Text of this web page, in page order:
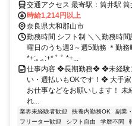
交通アクセス 最寄駅：筒井駅 筒井駅から徒歩10分 ＜勤務地＞ 奈良県
大和郡山市筒井町800番地
時給1,214円以上
奈良県大和郡山市
勤務時間 シフト制 ＼＼勤務時
曜日のうち週3～週5勤務 ＊勤務
*+:｡.｡:+* ﾟ ﾟ *+...
仕事内容 ❖長期勤務❖ ❖未経験
い・週払いもOKです！❖ 大手
お仕事などをお願いします！
れ...
業界未経験者歓迎 扶養内勤務OK 副業
フリーター歓迎
シフト自由 学歴不問